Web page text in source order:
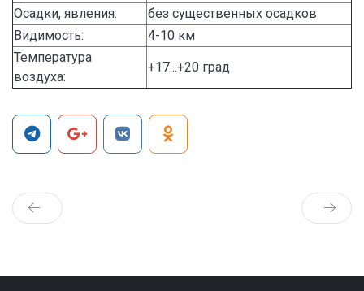
Осадки, явления:
без существенных осадков
Видимость:
4-10 км
Температура
воздуха:
+17...+20 град